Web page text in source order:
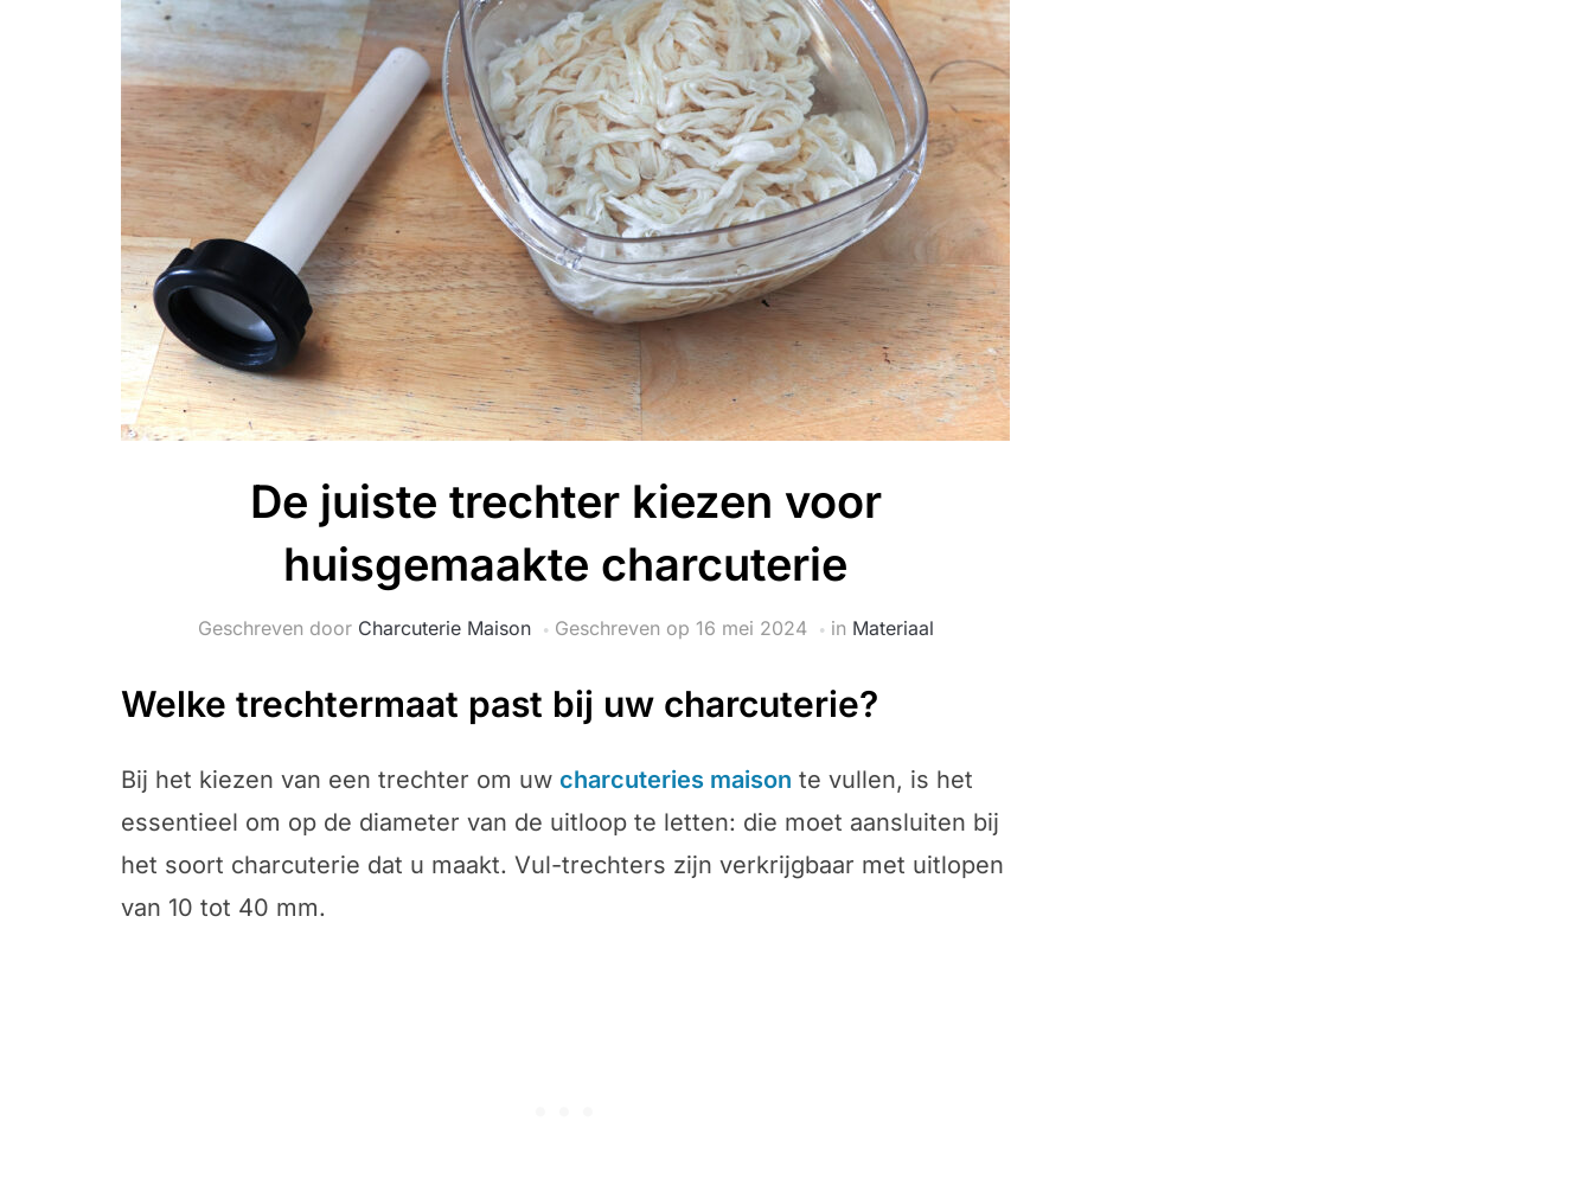
De juiste trechter kiezen voor
huisgemaakte charcuterie
Geschreven door Charcuterie Maison Geschreven op 16 mei 2024 in Materiaal
Welke trechtermaat past bij uw charcuterie?
Bij het kiezen van een trechter om uw charcuteries maison te vullen, is het
essentieel om op de diameter van de uitloop te letten: die moet aansluiten bij
het soort charcuterie dat u maakt. Vul-trechters zijn verkrijgbaar met uitlopen
van 10 tot 40 mm.